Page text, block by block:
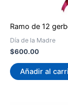
Ramo de 12
Día de la Madre
$600.00
Añadir al